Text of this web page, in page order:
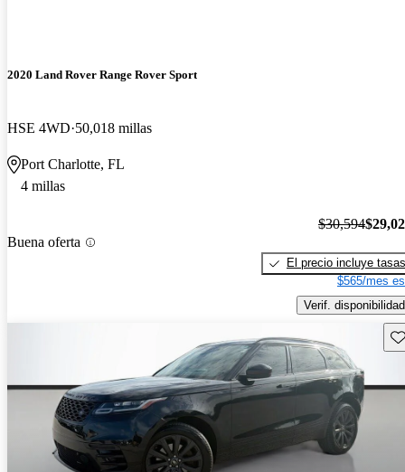
2020 Land Rover Range Rover Sport
HSE 4WD 50,018 millas
Port Charlotte, FL
4 millas
Buena oferta
$30,594
El precio incluye tasas
$565/mes
Verif. disponibilidad